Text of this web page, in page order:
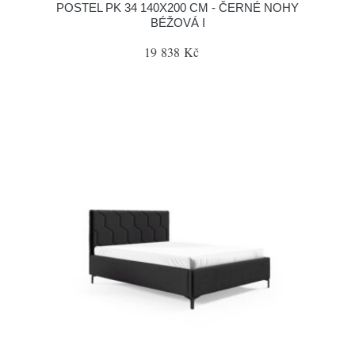
POSTEL PK 34 140X200 CM - ČERNÉ NOHY
BÉŽOVÁ I
19 838 Kč